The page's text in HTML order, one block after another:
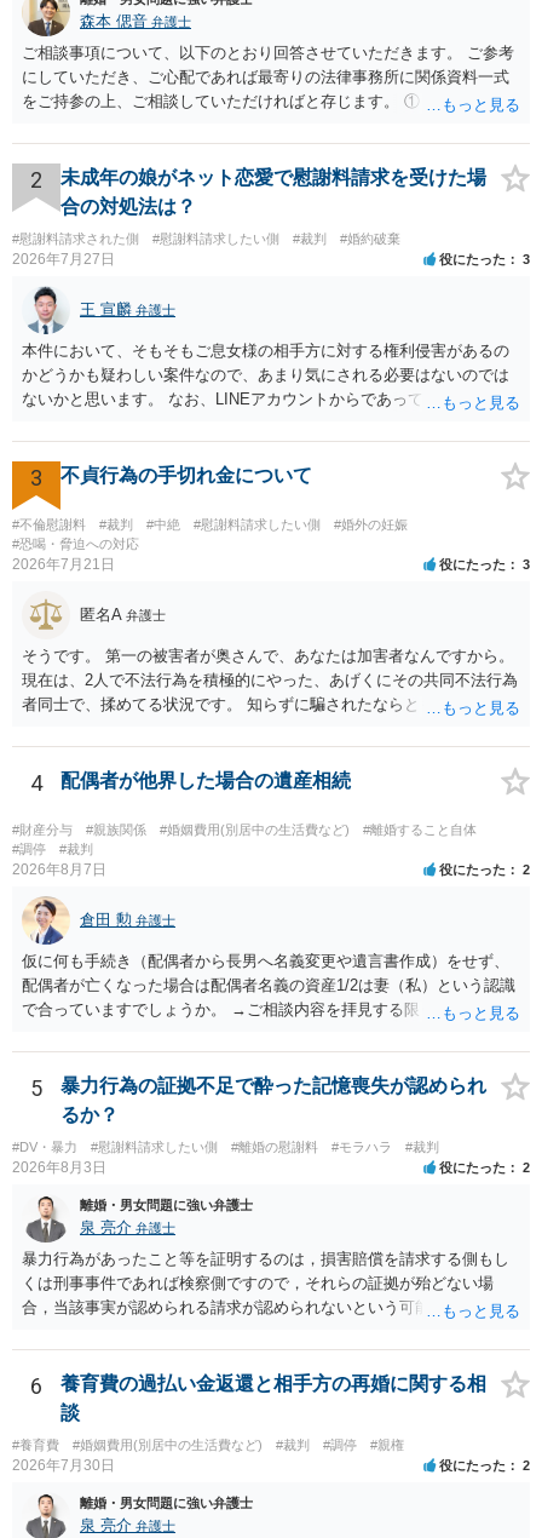
森本 偲音 弁護士
ご相談事項について、以下のとおり回答させていただきます。 ご参考
にしていただき、ご心配であれば最寄りの法律事務所に関係資料一式
をご持参の上、ご相談していただければと存じます。 ① このLINEの
される可能性はあるのか ⇒LINEを含む１００万円の貸付に至るまでの
やり取り等の経緯、誓約書の内容等を踏まえて、関係を清算するため
の 金銭であったと評価される可能性はあると考えます。 ② 「今後一
切関与しないなら100万円振り込む」というLINEや誓約書は、裁判上
どの程度証拠価値があるのか ⇒前後のやり取りや誓約書の具体的内容
を見ない限り、具体的な判断はできませんが、一定の証拠価値はある
と考えます。 ③ 借用書があっても、後から100万円を貸付扱いに変更
することは認められるのか。 ⇒おそらく１００万円は不当利得（受け
取る正当な権利がないのに利益を取得した）として返還請求されてい
るものかと推察しますので、 貸金返還ではないかと存じます。 ④ 私
は現在、収入も不安定で貯金もなくリボ払い借金が既に約100万あり。
今年に再婚したが主人はお金に厳しい為、一括で220万円を支払う事は
困難 仮に裁判で敗訴した場合でも、分割払いになる可能性はあります
か。 ⇒判決となり敗訴してしまった場合は、強制執行により不動産等
の財産を差し押さえられ、そこから債権回収が図られることになりま
すが、 和解であれば柔軟な解決が可能ですので、その場合は分割払
いにより支払うことも十分可能です。 ⑤ このような事情であれば、私
は120万円のみ和解交渉を続けるべきでしょうか。 ⇒ご相談者様の認
れるため、 120万円のみについて交渉を続けることがベターかと存じ
ます。
2
未成年の娘がネット恋愛で慰謝料請求を受けた場
合の対処法は？
#慰謝料請求された側 #慰謝料請求したい側 #裁判 #婚約破棄
2026年7月27日 役にたった 3
王 宣麟 弁護士
本件において、そもそもご息女様の相手方に対する権利侵害があるの
かどうかも疑わしい案件なので、あまり気にされる必要はないのでは
ないかと思います。 なお、LINEアカウントからであっても、そこに紐
るパターンはありえるものの、本件のような精神的損害が発生したと
明確にいえないような案件において開示がなされる可能性も低いので
はないかと推察します。
3 不貞行為の手切れ金について
#不倫慰謝料 #裁判 #中絶 #慰謝料請求したい側
#婚外の妊娠
#恐喝・脅迫への対応
2026年7月21日 役にたった 3
匿名A 弁護士
そうです。 第一の被害者が奥さんで、あなたは加害者なんですから。
現在は、2人で不法行為を積極的にやった、あげくにその共同不法行為
者同士で、揉めてる状況です。 知らずに騙されたならともか
というだけですから。
4 配偶者が他界した場合の遺産相続
#財産分与 #親族関係 #婚姻費用(別居中の生活費など)
#離婚すること自体
#調停
#裁判
2026年8月7日 役にたった 2
倉田 勲 弁護士
仮に何も手続き（配偶者から長男へ名義変更や遺言書作成）をせず、
配偶者が亡くなった場合は配偶者名義の資産1/2は妻（私）という認識
で合っていますでしょうか。 →ご相談内容を拝見する限りでは、その
完全に所有する場合は、他の相続人に対して自宅の評価額の１/２の代
償金の支払いが必要になります。
5
暴力行為の証拠不足で酔った記憶喪失が認められ
るか？
#DV・暴力 #慰謝料請求したい側 #離婚の慰謝料 #モラハラ #裁判
2026年8月3日 役にたった 2
離婚・男女問題に強い弁護士
泉 亮介 弁護士
暴力行為があったこと等を証明するのは，損害賠償を請求する側もし
くは刑事事件であれば検察側ですので，それらの証拠が殆どない場
合，当該事実が認められる請求が認められないという可能性はあるで
6
養育費の過払い金返還と相手方の再婚に関する相
談
#養育費 #婚姻費用(別居中の生活費など) #裁判 #調停 #親権
2026年7月30日 役にたった 2
離婚・男女問題に強い弁護士
泉 亮介 弁護士